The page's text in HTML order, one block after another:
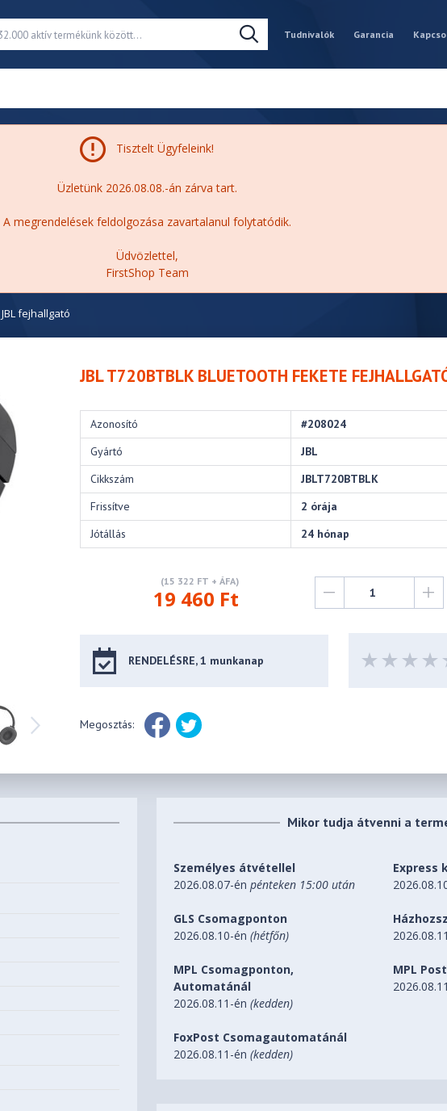
Tudnivalók Garancia
Tisztelt Ügyfeleink!
Üzletünk 2026.08.08.-án zárva tart.
A megrendelések feldolgozása zavartalanul folytatódik.
Üdvözlettel,
FirstShop Team
JBL fejhallgató
JBL T720BTBLK BLUETOOTH FEKETE
Azonosító
#208024
Gyártó
JBL
Cikkszám
JBLT720BTBLK
Frissítve
2 órája
Jótállás
24 hónap
(15 322 FT + ÁFA)
19 460 Ft
RENDELÉSRE, 1 munkanap
Megosztás:
Mikor tudja átvenni a
Személyes átvétellel
2026.08.07-énpénteken 15:00 után
Express
GLS Csomagponton
2026.08.10-én(hétfőn)
MPL Csomagponton,
Automatánál
2026.08.11-én(kedden)
MPL
FoxPost Csomagautomatánál
2026.08.11-én(kedden)